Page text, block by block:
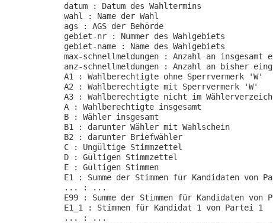
datum : Datum des Wahltermins
wahl : Name der Wahl
ags : AGS der Behörde
gebiet-nr : Nummer des Wahlgebiets
gebiet-name : Name des Wahlgebiets
max-schnellmeldungen : Anzahl an insgesamt
anz-schnellmeldungen : Anzahl an bisher
A1 : Wahlberechtigte ohne Sperrvermerk 'W'
A2 : Wahlberechtigte mit Sperrvermerk 'W'
A3 : Wahlberechtigte nicht im
A : Wahlberechtigte insgesamt
B : Wähler insgesamt
B1 : darunter Wähler mit Wahlschein
B2 : darunter Briefwähler
C : Ungültige Stimmzettel
D : Gültigen Stimmzettel
E : Gültigen Stimmen
E1 : Summe der Stimmen für Kandidaten von
... : ...
E99 : Summe der Stimmen für Kandidaten von
E1_1 : Stimmen für Kandidat 1 von Partei 1
... : ...